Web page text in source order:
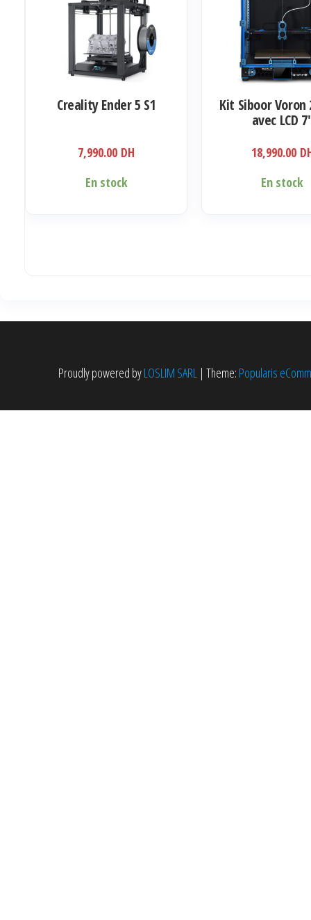
Creality Ender 5 S1
7,990.00 DH
En stock
Kit Siboor Voron
avec LCD
18,990.00
En stock
Proudly powered byLOSLIM SARL | Theme: Popularis